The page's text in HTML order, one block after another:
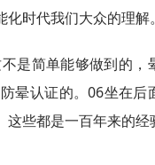
时代我们大众的理解。
是简单能够做到的，
晕认证的。06坐在后
些都是一百年来的